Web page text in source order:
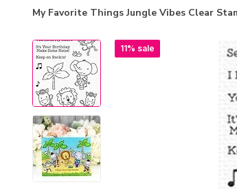
My Favorite Things Jungle Vibes Clear
11% sale